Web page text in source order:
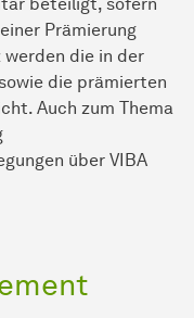
Prämierung
werden die in der
die prämierten
Auch zum Thema
über VIBA